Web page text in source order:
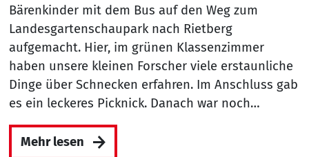
Bärenkinder mit dem Bus auf den Weg zum
Landesgartenschaupark nach Rietberg
aufgemacht. Hier, im grünen Klassenzimmer
haben unsere kleinen Forscher viele erstaunliche
Dinge über Schnecken erfahren. Im Anschluss gab
es ein leckeres Picknick. Danach war noch…
Mehr lesen